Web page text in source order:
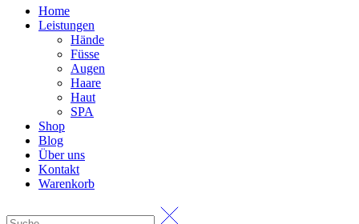
Home
Leistungen
Hände
Füsse
Augen
Haare
Haut
SPA
Shop
Blog
Über uns
Kontakt
Warenkorb